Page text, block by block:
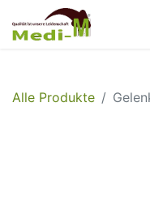
Alle Produkte